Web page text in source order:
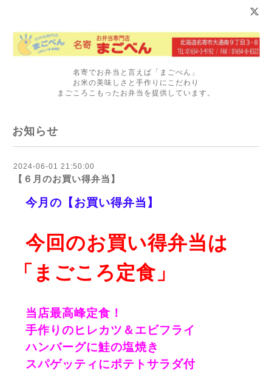
名寄でお弁当と言えば「まごべん」
お米の美味しさと手作りにこだわり
まごころこもったお弁当を提供しています。
お知らせ
2024-06-01 21:50:00
【６月のお買い得弁当】
今月の【お買い得弁当】
今回のお買い得弁当は
「まごころ定食」
当店最高峰定食！
手作りのヒレカツ＆エビフライ
ハンバーグに鮭の塩焼き
スパゲッティにポテトサラダ付